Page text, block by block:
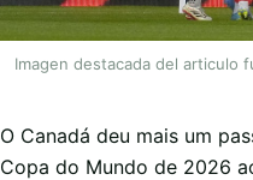
Imagen destacada del articulo
O Canadá deu mais um
Copa do Mundo de 2026